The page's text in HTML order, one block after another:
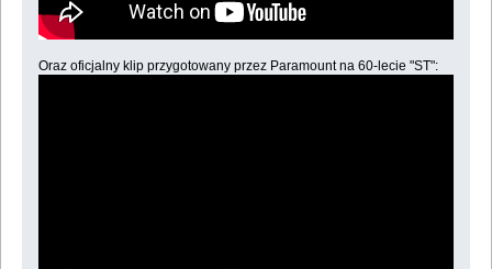
Oraz oficjalny klip przygotowany przez Paramount na 60-lecie "ST":